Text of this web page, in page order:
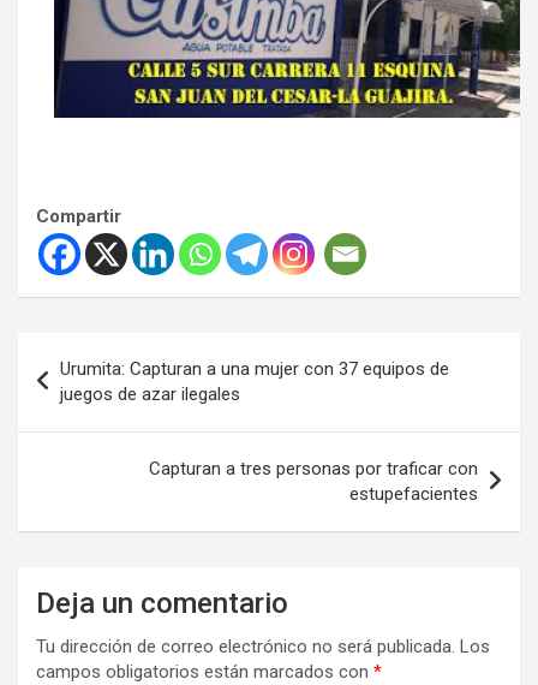
Compartir
de
entradas
Urumita: Capturan a una mujer con 37 equipos de
juegos de azar ilegales
Capturan a tres personas por traficar con
estupefacientes
Deja un comentario
Tu dirección de correo electrónico no será publicada. Los
campos obligatorios están marcados con *